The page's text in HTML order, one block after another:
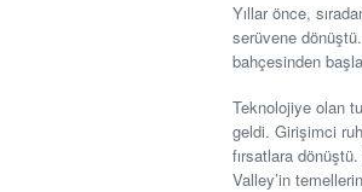
Yıllar önce,
serüvene
bahçesinden
Teknolojiye olan
geldi. Girişimci
fırsatlara
Valley’in